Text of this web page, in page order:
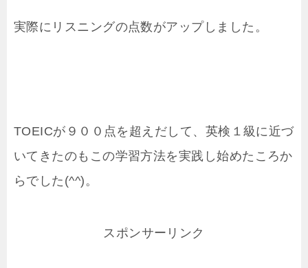
実際にリスニングの点数がアップしました。
TOEICが９００点を超えだして、英検１級に近づ
いてきたのもこの学習方法を実践し始めたころか
らでした(^^)。
スポンサーリンク